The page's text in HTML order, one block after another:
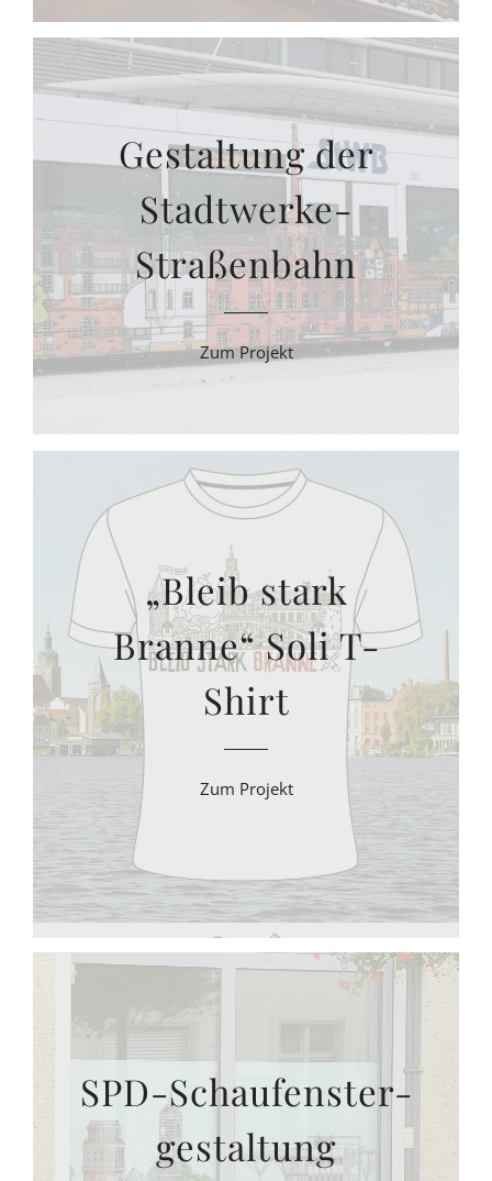
Gestaltung der
Stadtwerke-
Straßenbahn
Zum Projekt
„Bleib stark
Branne“ Soli T-
Shirt
Zum Projekt
SPD-Schaufenster-
gestaltung